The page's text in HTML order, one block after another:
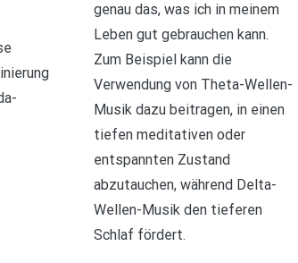
genau das, was ich in meinem
Leben gut gebrauchen kann.
Zum Beispiel kann die
Verwendung von Theta-Wellen-
Musik dazu beitragen, in einen
tiefen meditativen oder
entspannten Zustand
abzutauchen, während Delta-
Wellen-Musik den tieferen
Schlaf fördert.